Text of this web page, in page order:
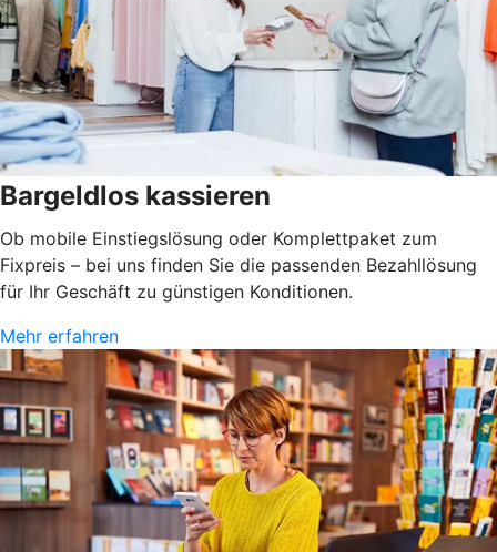
Bargeldlos kassieren
Ob mobile Einstiegslösung oder Komplettpaket zum
Fixpreis – bei uns finden Sie die passenden Bezahllösung
für Ihr Geschäft zu günstigen Konditionen.
Mehr erfahren